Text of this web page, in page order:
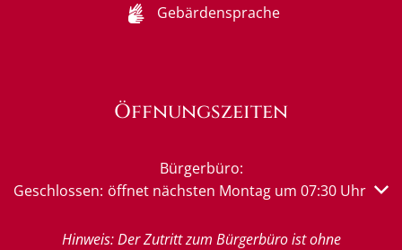
Gebärdensprache
Öffnungszeiten
Bürgerbüro:
Klicken, um weitere Öffnungs- oder Schließzeiten
Geschlossen: öffnet nächsten Montag um 07:30 Uhr
Hinweis: Der Zutritt zum Bürgerbüro ist ohne